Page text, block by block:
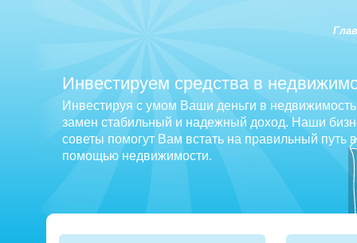
Инвестируем средства в
Инвестируя с умом Ваши деньги в
замен стабильный и надежный доход. Наши
советы помогут Вам встать на правильный путь
помощью недвижимости.